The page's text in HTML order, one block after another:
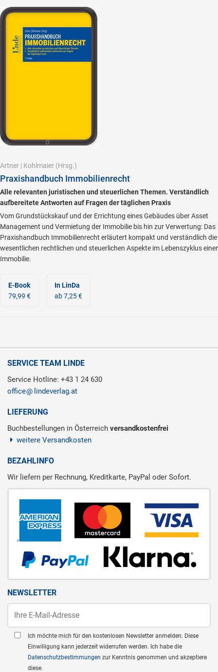
Artner | Kohlmaier (Hrsg.)
Praxishandbuch Immobilienrecht
Alle relevanten juristischen und steuerlichen Themen. Verständlich
aufbereitete Antworten auf Fragen der täglichen Praxis
Vom Grundstückskauf und der Errichtung eines Gebäudes über Asset
Management und Vermietung der Immobilie bis hin zur Verwertung: Das
Praxishandbuch Immobilienrecht erläutert kompakt und verständlich die
wesentlichen rechtlichen und steuerlichen Aspekte im Lebenszyklus einer
Immobilie.
E-Book
79,99 €
In LinDa
ab 7,25 €
SERVICE TEAM LINDE
Service Hotline: +43 1 24 630
office
lindeverlag.at
LIEFERUNG
Buchbestellungen in Österreich versandkostenfrei
weitere Versandkosten
BEZAHLINFO
Wir liefern per Rechnung, Kreditkarte, PayPal oder Sofort.
NEWSLETTER
Ich möchte mich für den kostenlosen Newsletter anmelden. Diese
Einwilligung kann jederzeit widerrufen werden. Ich habe die
Datenschutzbestimmungen zur Kenntnis genommen und akzeptiere
diese.